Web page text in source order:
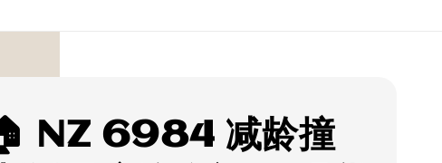
NZ 6984 减龄撞